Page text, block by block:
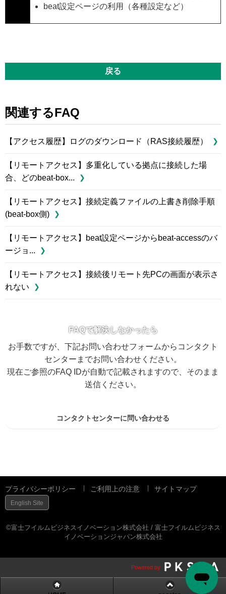
beat設定ページの利用（各種設定など）
戻る
関連するFAQ
【アクセス履歴】ログのダウンロード（RAS接続履歴）
【リモートアクセス】多重化している拠点に接続した場
合、どのbeat-box...
【リモートアクセス】接続定義ファイルの上書き削除手順
(beat-box側)
【リモートアクセス】beat設定ページからbeat-accessのバ
ージョ...
【リモートアクセス】接続後リモート先PCの画面が表示さ
れない
FAQで解決しなかったら
お手数ですが、下記お問い合わせフォームからコンタクト
センターまでお問い合わせください。
現在ご参照のFAQ IDが自動で記載されますので、そのまま
送信ください。
コンタクトセンターに問い合わせる
プライバシーポリシー ご利用上の注意 サイトマップ
English Site
©富士フイルムビジネスイノベーション株式会社 / 富士フイルムビジネス
イノベーションジャパン株式会社
Powered by